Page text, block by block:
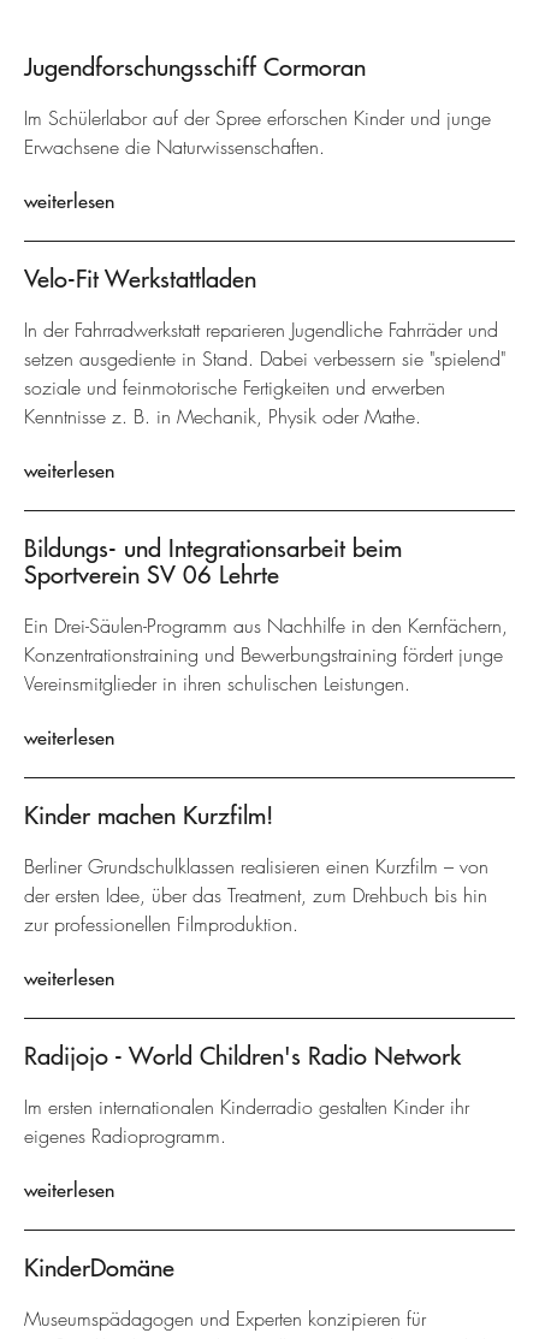
Jugendforschungsschiff Cormoran
Im Schülerlabor auf der Spree erforschen Kinder und junge
Erwachsene die Naturwissenschaften.
weiterlesen
Velo-Fit Werkstattladen
In der Fahrradwerkstatt reparieren Jugendliche Fahrräder und
setzen ausgediente in Stand. Dabei verbessern sie "spielend"
soziale und feinmotorische Fertigkeiten und erwerben
Kenntnisse z. B. in Mechanik, Physik oder Mathe.
weiterlesen
Bildungs- und Integrationsarbeit beim
Sportverein SV 06 Lehrte
Ein Drei-Säulen-Programm aus Nachhilfe in den Kernfächern,
Konzentrationstraining und Bewerbungstraining fördert junge
Vereinsmitglieder in ihren schulischen Leistungen.
weiterlesen
Kinder machen Kurzfilm!
Berliner Grundschulklassen realisieren einen Kurzfilm – von
der ersten Idee, über das Treatment, zum Drehbuch bis hin
zur professionellen Filmproduktion.
weiterlesen
Radijojo - World Children's Radio Network
Im ersten internationalen Kinderradio gestalten Kinder ihr
eigenes Radioprogramm.
weiterlesen
KinderDomäne
Museumspädagogen und Experten konzipieren für